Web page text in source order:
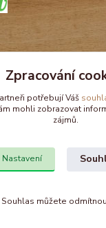
676
Zpracování
potřebují Váš
mohli zobrazovat
zájmů.
Nastavení
Souhlas můžete